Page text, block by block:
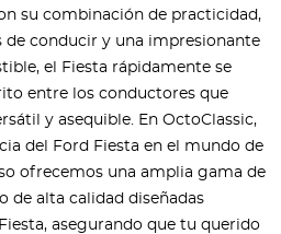
su combinación de practicidad,
conducir y una impresionante
el Fiesta rápidamente se
entre los conductores que
y asequible. En OctoClassic,
del Ford Fiesta en el mundo de
ofrecemos una amplia gama de
de alta calidad diseñadas
asegurando que tu querido